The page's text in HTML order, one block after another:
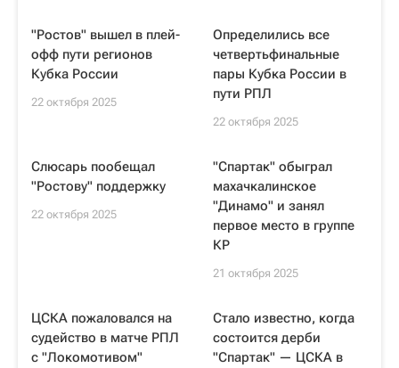
"Ростов" вышел в плей-
офф пути регионов
Кубка России
22 октября 2025
Определились все
четвертьфинальные
пары Кубка России в
пути РПЛ
22 октября 2025
Слюсарь пообещал
"Ростову" поддержку
22 октября 2025
"Спартак" обыграл
махачкалинское
"Динамо" и занял
первое место в группе
КР
21 октября 2025
ЦСКА пожаловался на
судейство в матче РПЛ
с "Локомотивом"
Стало известно, когда
состоится дерби
"Спартак" — ЦСКА в